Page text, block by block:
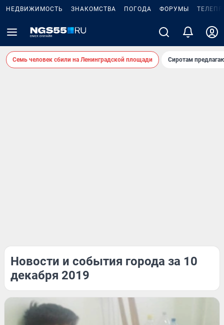
НЕДВИЖИМОСТЬ ЗНАКОМСТВА ПОГОДА ФОРУМЫ
Семь человек сбили на Ленинградской площади Сиротам
Новости и события города за 10
декабря 2019